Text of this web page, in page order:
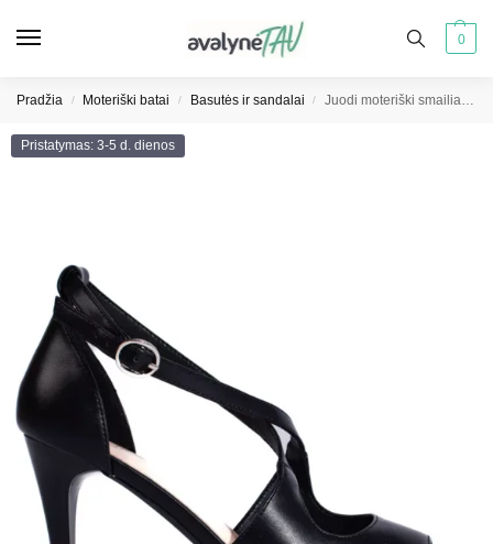
0
Pradžia / Moteriški batai / Basutės ir sandalai / Juodi moteriški smailianosiai sandalai Sergio Leone
Pristatymas: 3-5 d. dienos